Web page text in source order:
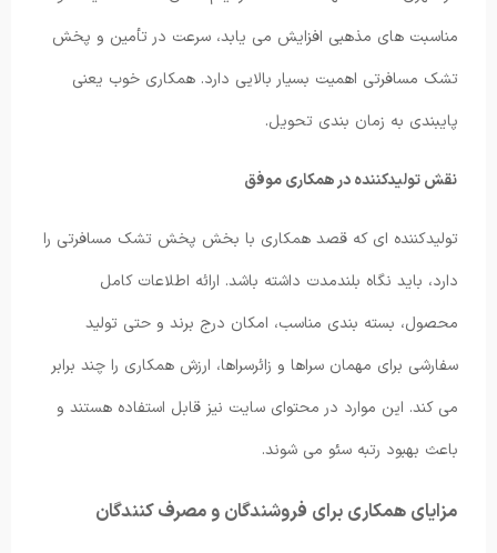
مناسبت های مذهبی افزایش می یابد، سرعت در تأمین و پخش
تشک مسافرتی اهمیت بسیار بالایی دارد. همکاری خوب یعنی
پایبندی به زمان بندی تحویل.
نقش تولیدکننده در همکاری موفق
تولیدکننده ای که قصد همکاری با بخش پخش تشک مسافرتی را
دارد، باید نگاه بلندمدت داشته باشد. ارائه اطلاعات کامل
محصول، بسته بندی مناسب، امکان درج برند و حتی تولید
سفارشی برای مهمان سراها و زائرسراها، ارزش همکاری را چند برابر
می کند. این موارد در محتوای سایت نیز قابل استفاده هستند و
باعث بهبود رتبه سئو می شوند.
مزایای همکاری برای فروشندگان و مصرف کنندگان